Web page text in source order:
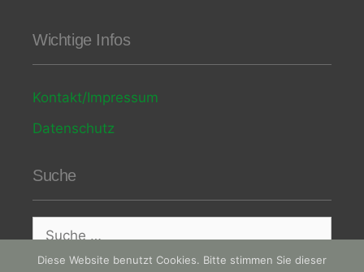
Wichtige Infos
Kontakt/Impressum
Datenschutz
Suche
Diese Website benutzt Cookies. Bitte stimmen Sie dieser